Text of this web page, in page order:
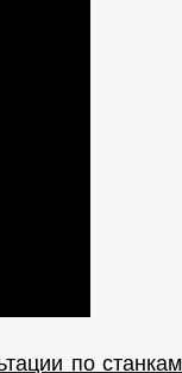
по станкам